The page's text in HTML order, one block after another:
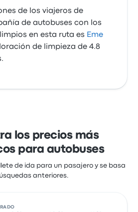
de los viajeros de
de autobuses con los
en esta ruta es Eme
de limpieza de 4.8
los precios más
para autobuses
de ida para un pasajero y se basa
anteriores.